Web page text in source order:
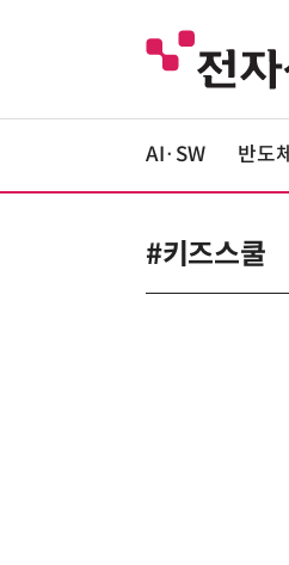
AI·SW 반도체
#키즈스쿨